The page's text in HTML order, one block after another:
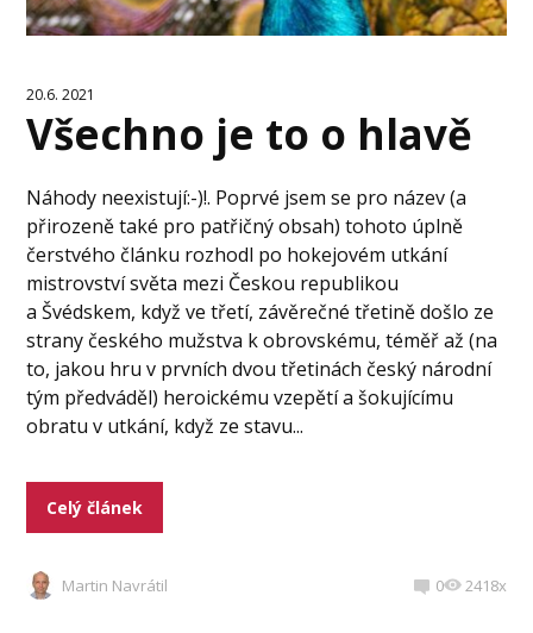
20.6. 2021
Všechno je to o hlavě
Náhody neexistují:-)!. Poprvé jsem se pro název (a
přirozeně také pro patřičný obsah) tohoto úplně
čerstvého článku rozhodl po hokejovém utkání
mistrovství světa mezi Českou republikou
a Švédskem, když ve třetí, závěrečné třetině došlo ze
strany českého mužstva k obrovskému, téměř až (na
to, jakou hru v prvních dvou třetinách český národní
tým předváděl) heroickému vzepětí a šokujícímu
obratu v utkání, když ze stavu...
Celý článek
Martin Navrátil 0 2418x